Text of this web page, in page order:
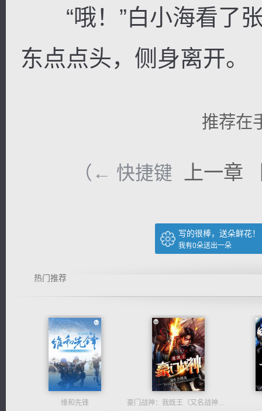
“哦！”白小海看了张
东点点头，侧身离开。
推荐在
（← 快捷键 上一章
写的很棒，送朵鲜花！
我有0朵送出一朵
热门推荐
维和先锋 豪门战神：我既王（又名战神归来不败神婿修罗战神）